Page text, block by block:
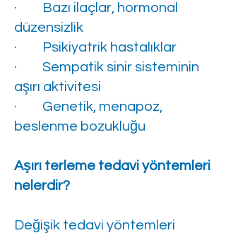
· Bazı ilaçlar, hormonal
düzensizlik
· Psikiyatrik hastalıklar
· Sempatik sinir sisteminin
aşırı aktivitesi
· Genetik, menapoz,
beslenme bozukluğu
Aşırı terleme tedavi yöntemleri
nelerdir?
Değişik tedavi yöntemleri